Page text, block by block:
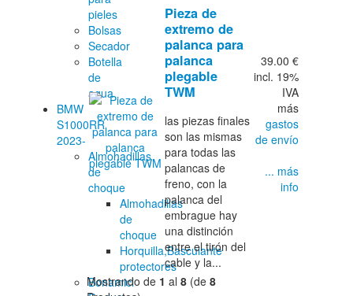
pieles
Bolsas
Secador
Botella
de
agua
BMW
S1000RR
2023-
Almohadillas
de
choque
Almohadillas
de
choque
Horquilla,Basculante
protectores
Bonamici
Pieza de
extremo de
palanca para
palanca
plegable
TWM
las piezas finales
son las mismas
para todas las
palancas de
freno, con la
palanca del
embrague hay
una distinción
entre el tirón del
cable y la...
39.00 €
incl. 19%
IVA
más
gastos
de envío
... más
info
Mostrando de 1 al 8(de 8